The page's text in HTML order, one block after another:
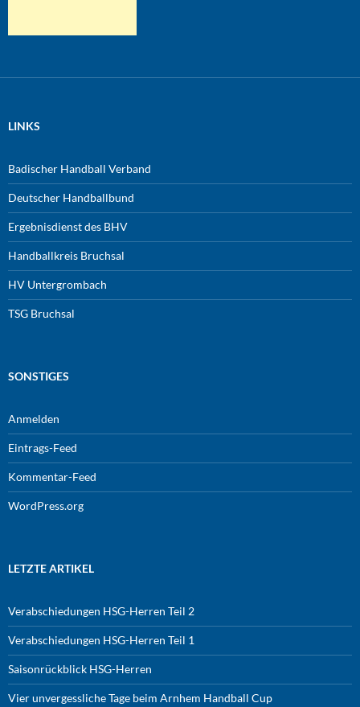
LINKS
Badischer Handball Verband
Deutscher Handballbund
Ergebnisdienst des BHV
Handballkreis Bruchsal
HV Untergrombach
TSG Bruchsal
SONSTIGES
Anmelden
Eintrags-Feed
Kommentar-Feed
WordPress.org
LETZTE ARTIKEL
Verabschiedungen HSG-Herren Teil 2
Verabschiedungen HSG-Herren Teil 1
Saisonrückblick HSG-Herren
Vier unvergessliche Tage beim Arnhem Handball Cup